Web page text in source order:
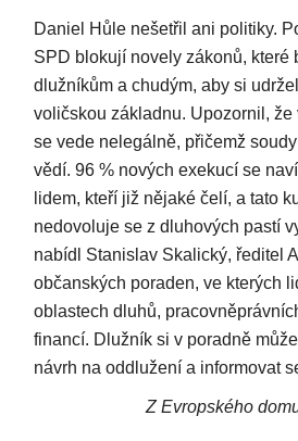
Daniel Hůle nešetřil ani politiky.
SPD blokují novely zákonů, které
dlužníkům a chudým, aby si
voličskou základnu. Upozornil,
se vede nelegálně, přičemž
vědí. 96 % nových exekucí se
lidem, kteří již nějaké čelí, a tato
nedovoluje se z dluhových pastí
nabídl Stanislav Skalický, ředitel
občanských poraden, ve kterých
oblastech dluhů,
financí. Dlužník si v poradně
návrh na oddlužení a informovat
Z Evropského